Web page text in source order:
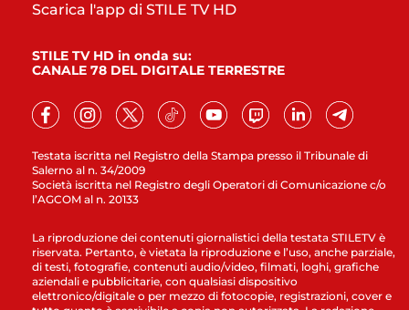
Testata iscritta nel Registro della Stampa presso il Tribunale di
Salerno al n. 34/2009
Società iscritta nel Registro degli Operatori di Comunicazione c/o
l’AGCOM al n. 20133
Scarica l'app di STILE TV HD
STILE TV HD in onda su:
CANALE 78 DEL DIGITALE TERRESTRE
La riproduzione dei contenuti giornalistici della testata STILETV è
riservata. Pertanto, è vietata la riproduzione e l’uso, anche parziale,
di testi, fotografie, contenuti audio/video, filmati, loghi, grafiche
aziendali e pubblicitarie, con qualsiasi dispositivo
elettronico/digitale o per mezzo di fotocopie, registrazioni, cover e